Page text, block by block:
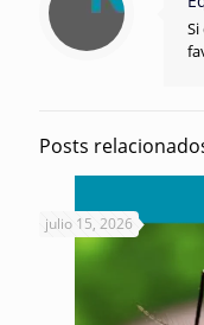
Posts
julio 15, 2026